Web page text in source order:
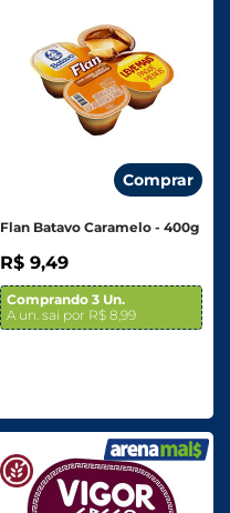
Comprar
Flan Batavo Caramelo - 400g
R$ 9,49
Comprando 3 Un.
A un. sai por R$ 8,99